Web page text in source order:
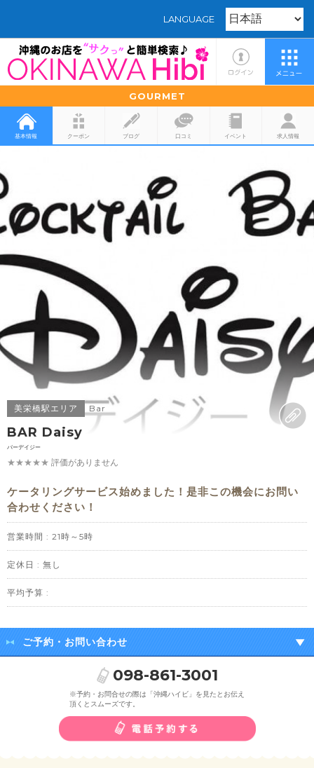
LANGUAGE
GOURMET
基本情報 クーポン ブログ 口コミ イベント 求人情報
美栄橋駅エリア Bar
BAR Daisy
バーデイジー
★★★★★ 評価がありません
ケータリングサービス始めました！是非この機会にお問い
合わせください！
営業時間 : 21時～5時
定休日 : 無し
平均予算 :
ご予約・お問い合わせ
098-861-3001
※予約・お問合せの際は「沖縄ハイビ」を見たとお伝え
頂くとスムーズです。